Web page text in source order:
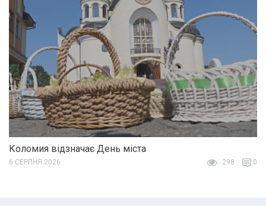
Коломия відзначає День міста
6 СЕРПНЯ 2026 298 0